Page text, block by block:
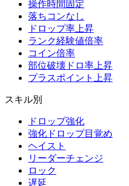
操作時間固定
落ちコンなし
ドロップ率上昇
ランク経験値倍率
コイン倍率
部位破壊ドロ率上昇
プラスポイント上昇
スキル別
ドロップ強化
強化ドロップ目覚め
ヘイスト
リーダーチェンジ
ロック
遅延